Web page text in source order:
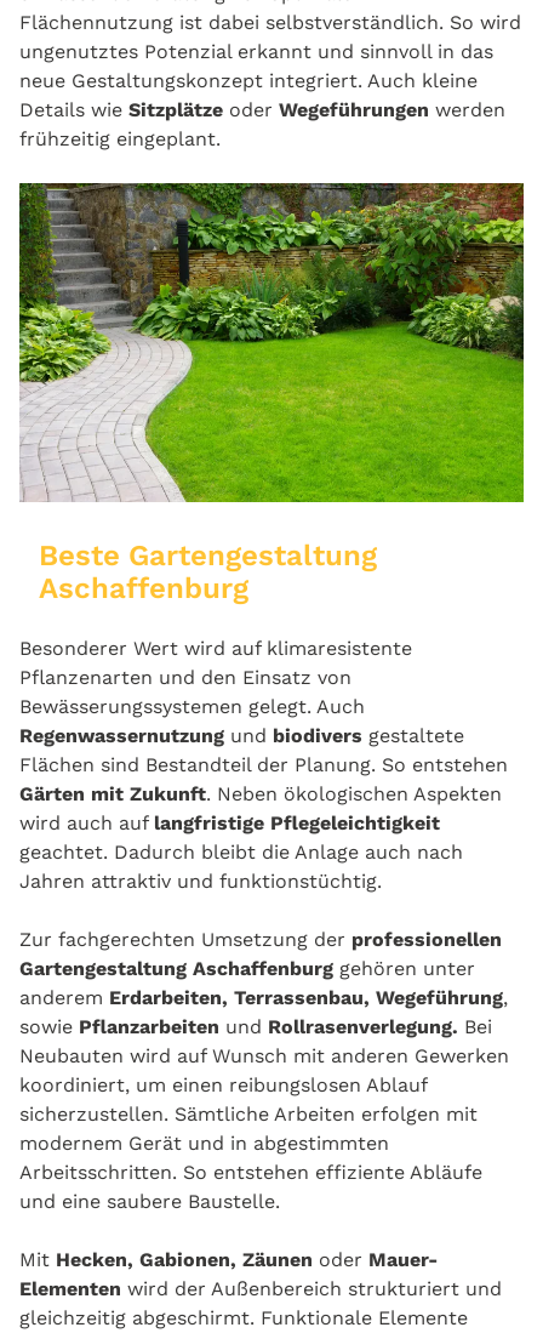
Flächennutzung ist dabei selbstverständlich. So wird
ungenutztes Potenzial erkannt und sinnvoll in das
neue Gestaltungskonzept integriert. Auch kleine
Details wie Sitzplätze oder Wegeführungen werden
frühzeitig eingeplant.
Beste Gartengestaltung
Aschaffenburg
Besonderer Wert wird auf klimaresistente
Pflanzenarten und den Einsatz von
Bewässerungssystemen gelegt. Auch
Regenwassernutzung und biodivers gestaltete
Flächen sind Bestandteil der Planung. So entstehen
Gärten mit Zukunft. Neben ökologischen Aspekten
wird auch auf langfristige Pflegeleichtigkeit
geachtet. Dadurch bleibt die Anlage auch nach
Jahren attraktiv und funktionstüchtig.
Zur fachgerechten Umsetzung der professionellen
Gartengestaltung Aschaffenburg gehören unter
anderem Erdarbeiten, Terrassenbau, Wegeführung,
sowie Pflanzarbeiten und Rollrasenverlegung. Bei
Neubauten wird auf Wunsch mit anderen Gewerken
koordiniert, um einen reibungslosen Ablauf
sicherzustellen. Sämtliche Arbeiten erfolgen mit
modernem Gerät und in abgestimmten
Arbeitsschritten. So entstehen effiziente Abläufe
und eine saubere Baustelle.
Mit Hecken, Gabionen, Zäunen oder Mauer-
Elementen wird der Außenbereich strukturiert und
gleichzeitig abgeschirmt. Funktionale Elemente